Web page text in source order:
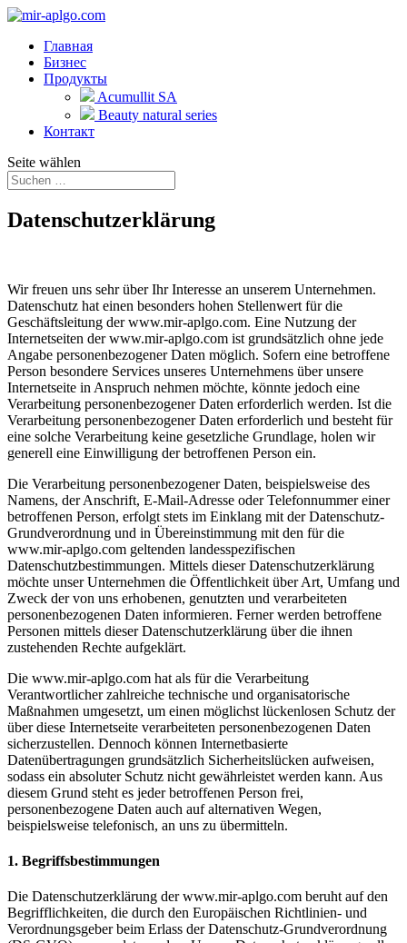
Главная
Бизнес
Продукты
Acumullit SA
Beauty natural series
Контакт
Seite wählen
Datenschutzerklärung
Wir freuen uns sehr über Ihr Interesse an unserem Unternehmen.
Datenschutz hat einen besonders hohen Stellenwert für die
Geschäftsleitung der www.mir-aplgo.com. Eine Nutzung der
Internetseiten der www.mir-aplgo.com ist grundsätzlich ohne jede
Angabe personenbezogener Daten möglich. Sofern eine betroffene
Person besondere Services unseres Unternehmens über unsere
Internetseite in Anspruch nehmen möchte, könnte jedoch eine
Verarbeitung personenbezogener Daten erforderlich werden. Ist die
Verarbeitung personenbezogener Daten erforderlich und besteht für
eine solche Verarbeitung keine gesetzliche Grundlage, holen wir
generell eine Einwilligung der betroffenen Person ein.
Die Verarbeitung personenbezogener Daten, beispielsweise des
Namens, der Anschrift, E-Mail-Adresse oder Telefonnummer einer
betroffenen Person, erfolgt stets im Einklang mit der Datenschutz-
Grundverordnung und in Übereinstimmung mit den für die
www.mir-aplgo.com geltenden landesspezifischen
Datenschutzbestimmungen. Mittels dieser Datenschutzerklärung
möchte unser Unternehmen die Öffentlichkeit über Art, Umfang und
Zweck der von uns erhobenen, genutzten und verarbeiteten
personenbezogenen Daten informieren. Ferner werden betroffene
Personen mittels dieser Datenschutzerklärung über die ihnen
zustehenden Rechte aufgeklärt.
Die www.mir-aplgo.com hat als für die Verarbeitung
Verantwortlicher zahlreiche technische und organisatorische
Maßnahmen umgesetzt, um einen möglichst lückenlosen Schutz der
über diese Internetseite verarbeiteten personenbezogenen Daten
sicherzustellen. Dennoch können Internetbasierte
Datenübertragungen grundsätzlich Sicherheitslücken aufweisen,
sodass ein absoluter Schutz nicht gewährleistet werden kann. Aus
diesem Grund steht es jeder betroffenen Person frei,
personenbezogene Daten auch auf alternativen Wegen,
beispielsweise telefonisch, an uns zu übermitteln.
1. Begriffsbestimmungen
Die Datenschutzerklärung der www.mir-aplgo.com beruht auf den
Begrifflichkeiten, die durch den Europäischen Richtlinien- und
Verordnungsgeber beim Erlass der Datenschutz-Grundverordnung